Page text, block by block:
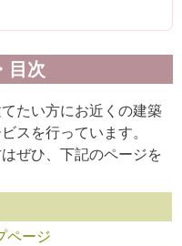
目次
たい方にお近くの建築
スを行っています。
ぜひ、下記のページを
ページ